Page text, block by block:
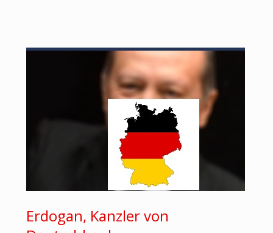
Erdogan, Kanzler von